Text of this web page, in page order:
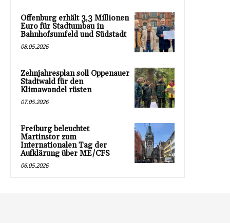
Offenburg erhält 3,3 Millionen
Euro für Stadtumbau in
Bahnhofsumfeld und Südstadt
08.05.2026
Zehnjahresplan soll Oppenauer
Stadtwald für den
Klimawandel rüsten
07.05.2026
Freiburg beleuchtet
Martinstor zum
Internationalen Tag der
Aufklärung über ME/CFS
06.05.2026